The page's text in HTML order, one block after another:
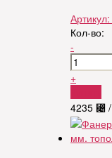
Артикул:
Кол-во:
-
+
4235 ⃄